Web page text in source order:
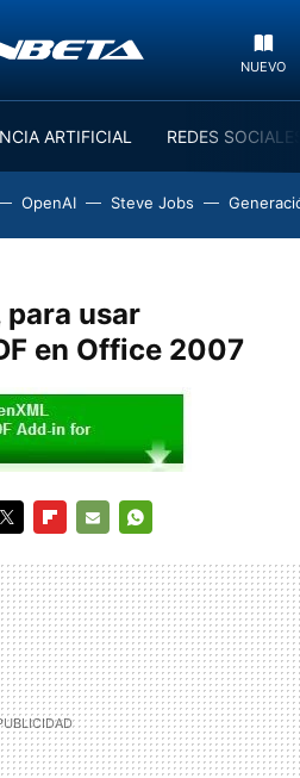
NUEVO
ARTIFICIAL REDES
OpenAI Steve Jobs
para usar
en Office 2007
MAIL